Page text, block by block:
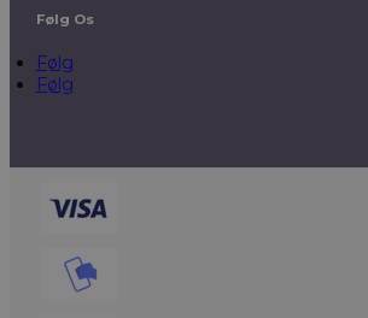
Følg Os
Følg
Følg